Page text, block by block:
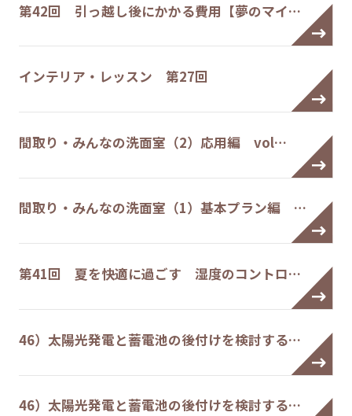
第42回 引っ越し後にかかる費用【夢のマイ…
インテリア・レッスン 第27回
間取り・みんなの洗面室（2）応用編 vol…
間取り・みんなの洗面室（1）基本プラン編 …
第41回 夏を快適に過ごす 湿度のコントロ…
46）太陽光発電と蓄電池の後付けを検討する…
46）太陽光発電と蓄電池の後付けを検討する…